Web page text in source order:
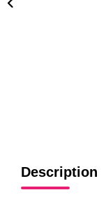
Description